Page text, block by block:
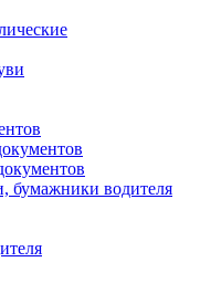
бумажники водителя